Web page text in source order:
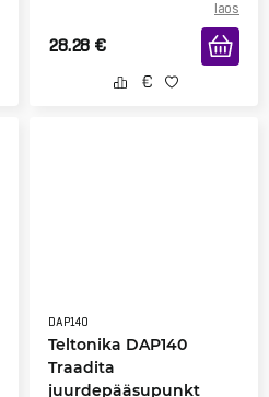
laos
28.28 €
DAP140
Teltonika DAP140
Traadita
juurdepääsupunkt